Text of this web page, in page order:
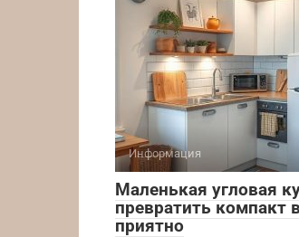
Информация
Маленькая угловая
превратить компакт
приятно